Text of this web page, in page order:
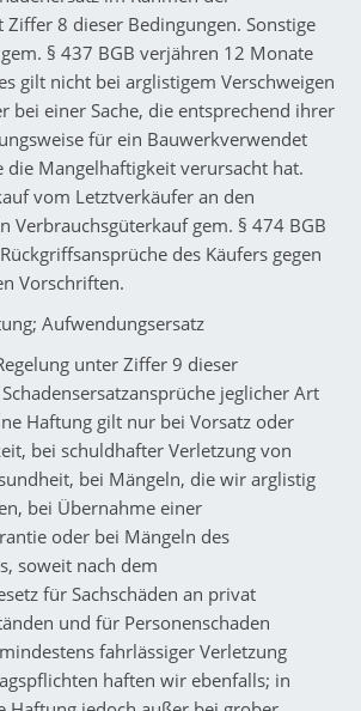
8 dieser Bedingungen. Sonstige
§ 437 BGB verjähren 12 Monate
gilt nicht bei arglistigem Verschweigen
bei einer Sache, die entsprechend ihrer
für ein Bauwerkverwendet
Mangelhaftigkeit verursacht hat.
vom Letztverkäufer an den
Verbrauchsgüterkauf gem. § 474 BGB
des Käufers gegen
Vorschriften.
Aufwendungsersatz
unter Ziffer 9 dieser
jeglicher Art
Haftung gilt nur bei Vorsatz oder
bei schuldhafter Verletzung von
bei Mängeln, die wir arglistig
bei Übernahme einer
oder bei Mängeln des
soweit nach dem
für Sachschäden an privat
und für Personenschaden
fahrlässiger Verletzung
haften wir ebenfalls; in